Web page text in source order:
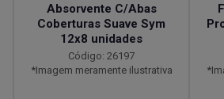
Absorvente C/Abas
Coberturas Suave Sym
12x8 unidades
Código: 26197
*Imagem meramente ilustrativa